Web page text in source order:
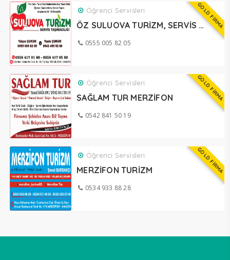
GOLD FİRMA
Öğrenci Servisleri
ÖZ SULUOVA TURİZM, SERVİS TAŞIMACILIĞI
0555 005 82 05
GOLD FİRMA
Öğrenci Servisleri
SAĞLAM TUR MERZİFON
0542 841 50 19
GOLD FİRMA
Öğrenci Servisleri
MERZİFON TURİZM
0534 933 88 28